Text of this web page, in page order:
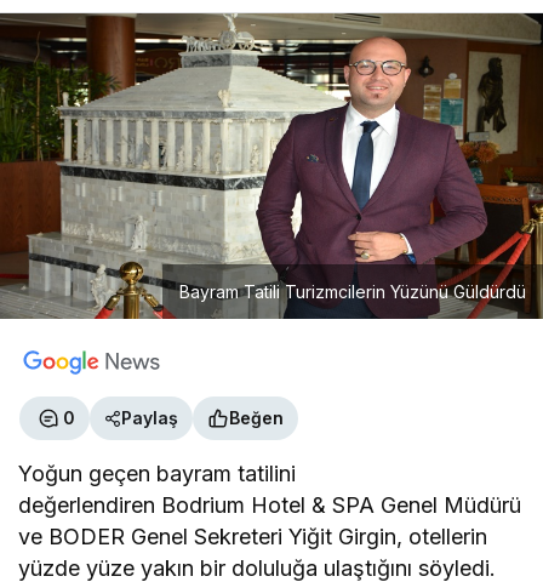
Bayram Tatili Turizmcilerin Yüzünü Güldürdü
0 Paylaş Beğen
Yoğun geçen bayram tatilini
değerlendiren Bodrium Hotel & SPA Genel Müdürü
ve BODER Genel Sekreteri Yiğit Girgin, otellerin
yüzde yüze yakın bir doluluğa ulaştığını söyledi.